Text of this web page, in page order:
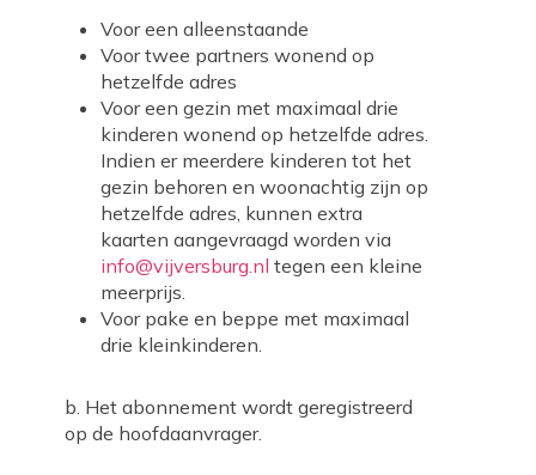
Voor een alleenstaande
Voor twee partners wonend op
hetzelfde adres
Voor een gezin met maximaal drie
kinderen wonend op hetzelfde adres.
Indien er meerdere kinderen tot het
gezin behoren en woonachtig zijn op
hetzelfde adres, kunnen extra
kaarten aangevraagd worden via
info@vijversburg.nl tegen een kleine
meerprijs.
Voor pake en beppe met maximaal
drie kleinkinderen.
b. Het abonnement wordt geregistreerd
op de hoofdaanvrager.